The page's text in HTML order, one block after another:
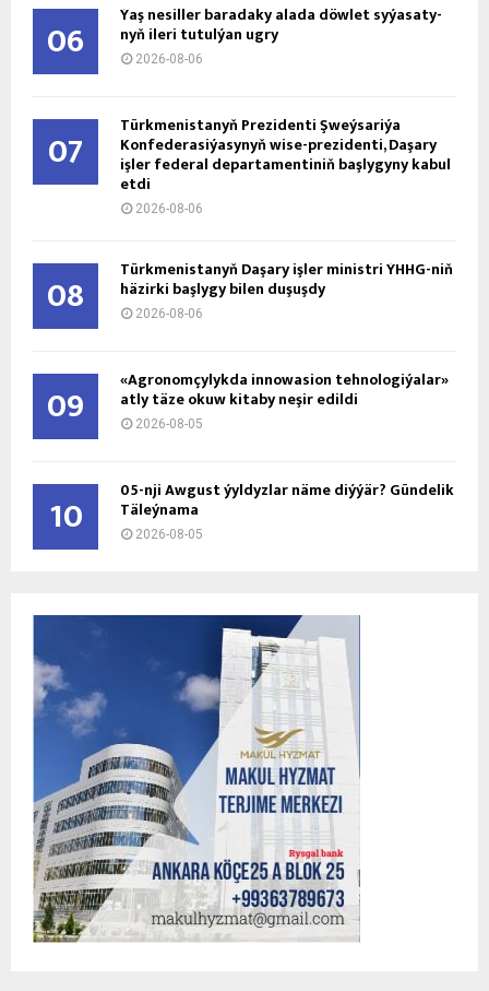
06 Ýaş ne­sil­ler ba­ra­da­ky ala­da döw­let sy­ýa­sa­ty­
nyň ile­ri tu­tul­ýan ug­ry
2026-08-06
07 Türkmenistanyň Prezidenti Şweýsariýa
Konfederasiýasynyň wise-prezidenti, Daşary
işler federal departamentiniň başlygyny kabul
etdi
2026-08-06
08 Türkmenistanyň Daşary işler ministri ÝHHG-niň
häzirki başlygy bilen duşuşdy
2026-08-06
09 «Agronomçylykda innowasion tehnologiýalar»
atly täze okuw kitaby neşir edildi
2026-08-05
10 05-nji Awgust ýyldyzlar näme diýýär? Gündelik
Täleýnama
2026-08-05